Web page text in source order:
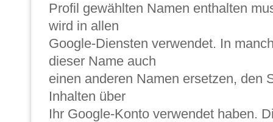
Profil gewählten Namen enthalten
wird in allen
Google-Diensten verwendet. In
dieser Name auch
einen anderen Namen ersetzen, den
Inhalten über
Ihr Google-Konto verwendet haben.